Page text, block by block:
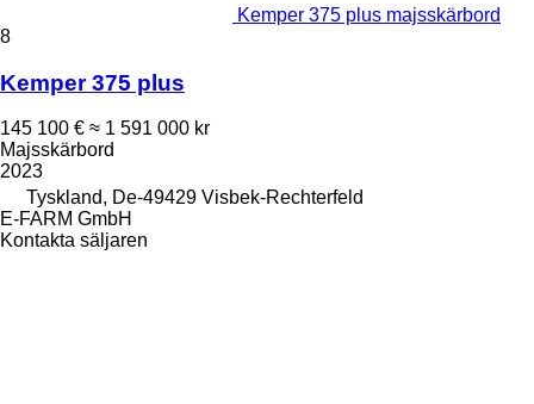
Kemper 375 plus majsskärbord
8
Kemper 375 plus
145 100 € ≈ 1 591 000 kr
Majsskärbord
2023
Tyskland, De-49429 Visbek-Rechterfeld
E-FARM GmbH
Kontakta säljaren